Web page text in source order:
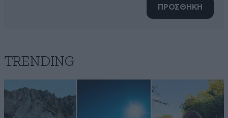
ΠΡΟΣΘΗΚΗ
TRENDING